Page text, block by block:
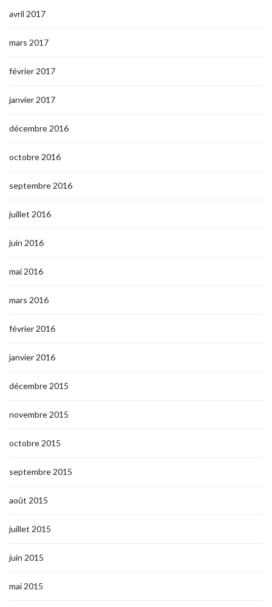
avril 2017
mars 2017
février 2017
janvier 2017
décembre 2016
octobre 2016
septembre 2016
juillet 2016
juin 2016
mai 2016
mars 2016
février 2016
janvier 2016
décembre 2015
novembre 2015
octobre 2015
septembre 2015
août 2015
juillet 2015
juin 2015
mai 2015